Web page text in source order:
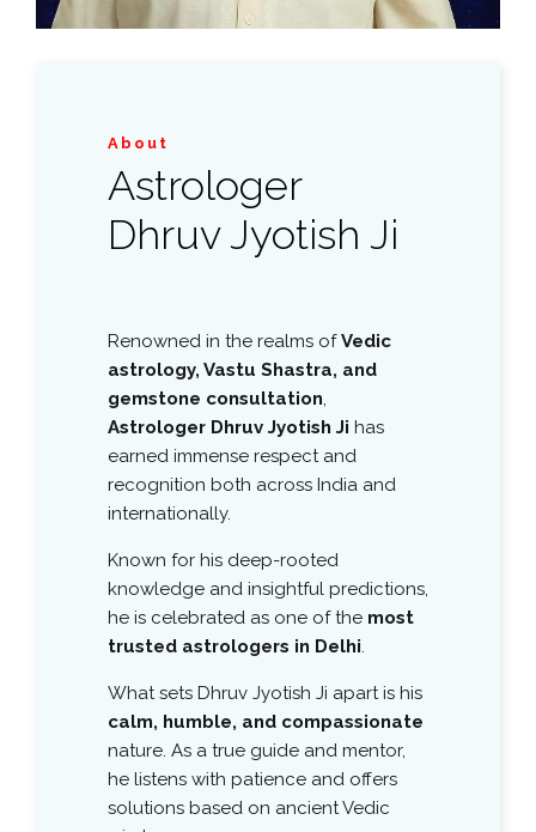
About
Astrologer
Dhruv Jyotish Ji
Renowned in the realms ofVedic
astrology, Vastu Shastra, and
gemstone consultation,
Astrologer Dhruv Jyotish Ji has
earned immense respect and
recognition both across India and
internationally.
Known for his deep-rooted
knowledge and insightful predictions,
he is celebrated as one of the most
trusted astrologers in Delhi.
What sets Dhruv Jyotish Ji apart is his
calm, humble, and compassionate
nature. As a true guide and mentor,
he listens with patience and offers
solutions based on ancient Vedic